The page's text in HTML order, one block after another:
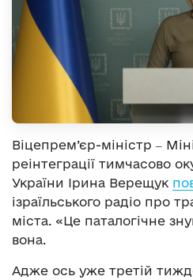
Віцепрем’єр-міністр ‒
реінтеграції тимчасово
України Ірина Верещук
ізраїльського радіо про
міста. «Це паталогічне
вона.
Адже ось уже третій